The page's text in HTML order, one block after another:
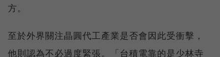
方。
至於外界關注晶圓代工產業是否會因此受衝擊，
他則認為不必過度緊張。「台積電靠的是少林寺